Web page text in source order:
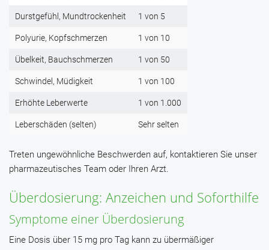
Durstgefühl, Mundtrockenheit 1 von 5
Polyurie, Kopfschmerzen 1 von 10
Übelkeit, Bauchschmerzen 1 von 50
Schwindel, Müdigkeit 1 von 100
Erhöhte Leberwerte 1 von 1.000
Leberschäden (selten) Sehr selten
Treten ungewöhnliche Beschwerden auf, kontaktieren Sie unser
pharmazeutisches Team oder Ihren Arzt.
Überdosierung: Anzeichen und Soforthilfe
Symptome einer Überdosierung
Eine Dosis über 15 mg pro Tag kann zu übermäßiger